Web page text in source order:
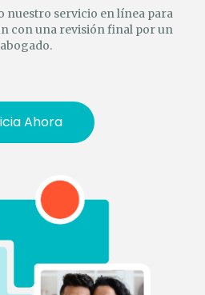
nuestro servicio en línea para
con una revisión final por un
abogado.
Ahora